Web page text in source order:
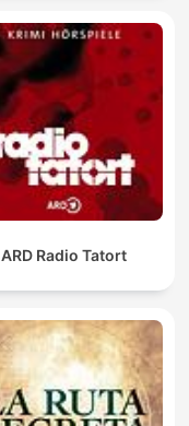
ARD Radio Tatort